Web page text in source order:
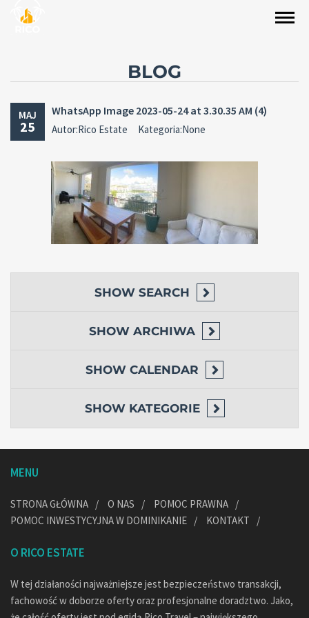
BLOG
MAJ
25
WhatsApp Image 2023-05-24 at 3.30.35 AM (4)
Autor:Rico Estate Kategoria:None
SHOW SEARCH
SHOW ARCHIWA
SHOW CALENDAR
SHOW KATEGORIE
MENU
STRONA GŁÓWNA O NAS
POMOC PRAWNA
POMOC INWESTYCYJNA W DOMINIKANIE
KONTAKT
O RICO ESTATE
W tej działaności najważniejsze jest bezpieczeństwo transakcji,
fachowość w doborze oferty oraz profesjonalne doradztwo. Jako,